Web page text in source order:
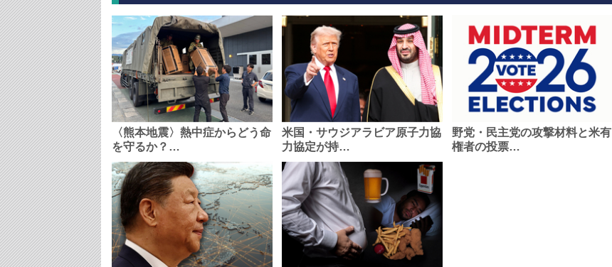
〈熊本地震〉熱中症からどう命
を守るか？…
米国・サウジアラビア原子力協
力協定が持…
野党・民主党の攻撃材料と米有
権者の投票…